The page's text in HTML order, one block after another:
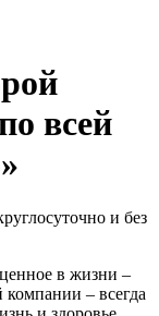
всей
и без
в жизни –
– всегда